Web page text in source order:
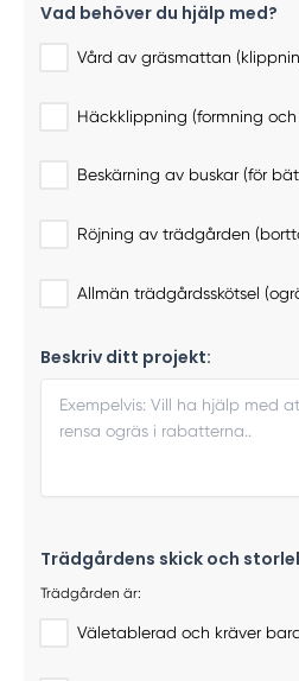
Vad behöver du hjälp med?
Häckklippning (formning
Beskärning av buskar (för
Beskriv ditt projekt:
Trädgårdens skick och
Trädgården är:
Väletablerad och kräver